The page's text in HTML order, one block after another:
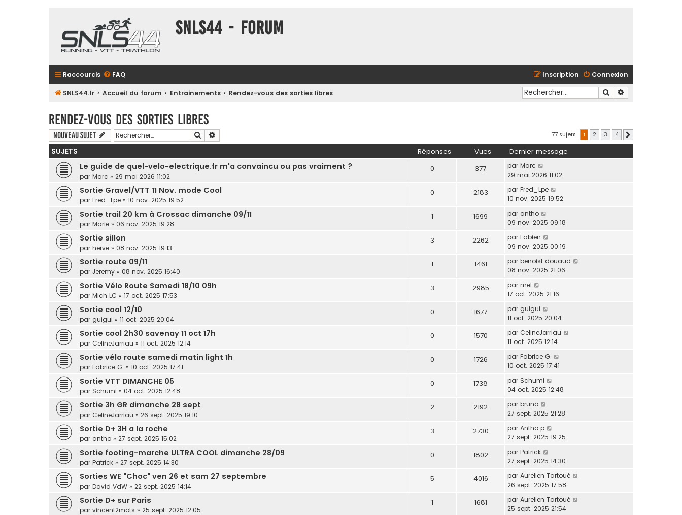
SNLS44 - Forum
Raccourcis FAQ Connexion
Inscription
SNLS44.fr Accueil du forum Entrainements Rendez-vous des sorties libres Rechercher
Rendez-vous des sorties libres
Nouveau sujet Rechercher 77 sujets 1 2 3 4
SUJETS Réponses Vues Dernier message
Le guide de quel-velo-electrique.fr m'a convaincu ou pas vraiment ?
par Marc » 29 mai 2026 11:02
0 377 par Marc
29 mai 2026 11:02
Sortie Gravel/VTT 11 Nov. mode Cool
par Fred_Lpe » 10 nov. 2025 19:52
0 2183 par Fred_Lpe
10 nov. 2025 19:52
Sortie trail 20 km à Crossac dimanche 09/11
par Marie » 06 nov. 2025 19:28
1 1699 par antho
09 nov. 2025 09:18
Sortie sillon
par herve » 08 nov. 2025 19:13
3 2262 par Fabien
09 nov. 2025 00:19
Sortie route 09/11
par Jeremy » 08 nov. 2025 16:40
1 1461 par benoist douaud
08 nov. 2025 21:06
Sortie Vélo Route Samedi 18/10 09h
par Mich LC » 17 oct. 2025 17:53
3 2985 par mel
17 oct. 2025 21:16
Sortie cool 12/10
par guigui » 11 oct. 2025 20:04
0 1677 par guigui
11 oct. 2025 20:04
Sortie cool 2h30 savenay 11 oct 17h
par CelineJarriau » 11 oct. 2025 12:14
0 1570 par CelineJarriau
11 oct. 2025 12:14
Sortie vélo route samedi matin light 1h
par Fabrice G. » 10 oct. 2025 17:41
0 1726 par Fabrice G.
10 oct. 2025 17:41
Sortie VTT DIMANCHE 05
par Schumi » 04 oct. 2025 12:48
0 1738 par Schumi
04 oct. 2025 12:48
Sortie 3h GR dimanche 28 sept
par CelineJarriau » 26 sept. 2025 19:10
2 2192 par bruno
27 sept. 2025 21:28
Sortie D+ 3H a la roche
par antho » 27 sept. 2025 15:02
3 2730 par Antho p
27 sept. 2025 19:25
Sortie footing-marche ULTRA COOL dimanche 28/09
par Patrick » 27 sept. 2025 14:30
0 1802 par Patrick
27 sept. 2025 14:30
Sorties WE "Choc" ven 26 et sam 27 septembre
par David VdW » 22 sept. 2025 14:14
5 4016 par Aurelien Tartoué
26 sept. 2025 17:58
Sortie D+ sur Paris
par vincent2mots » 25 sept. 2025 12:05
1 1681 par Aurelien Tartoué
25 sept. 2025 21:54